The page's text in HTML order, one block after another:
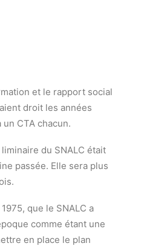
et le rapport social
droit les années
CTA chacun.
du SNALC était
passée. Elle sera plus
que le SNALC a
comme étant une
en place le plan